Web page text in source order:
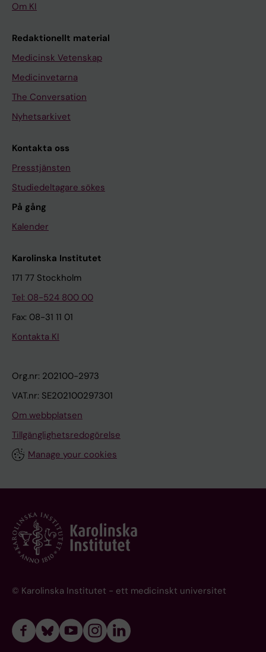
Om KI
Redaktionellt material
Medicinsk Vetenskap
Medicinvetarna
The Conversation
Nyhetsarkivet
Kontakta oss
Presstjänsten
Studiedeltagare sökes
På gång
Kalender
Karolinska Institutet
171 77 Stockholm
Tel: 08-524 800 00
Fax: 08-31 11 01
Kontakta KI
Org.nr: 202100-2973
VAT.nr: SE202100297301
Om webbplatsen
Tillgänglighetsredogörelse
Manage your cookies
© Karolinska Institutet - ett medicinskt universitet